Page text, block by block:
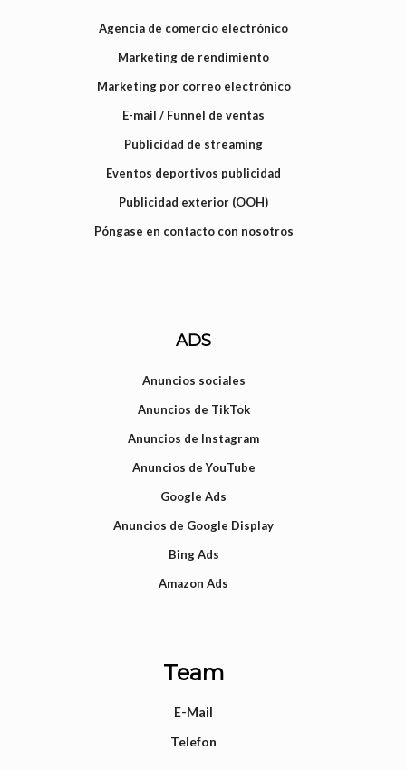
Agencia de comercio electrónico
Marketing de rendimiento
Marketing por correo electrónico
E-mail / Funnel de ventas
Publicidad de streaming
Eventos deportivos publicidad
Publicidad exterior (OOH)
Póngase en contacto con nosotros
ADS
Anuncios sociales
Anuncios de TikTok
Anuncios de Instagram
Anuncios de YouTube
Google Ads
Anuncios de Google Display
Bing Ads
Amazon Ads
Team
E-Mail
Telefon